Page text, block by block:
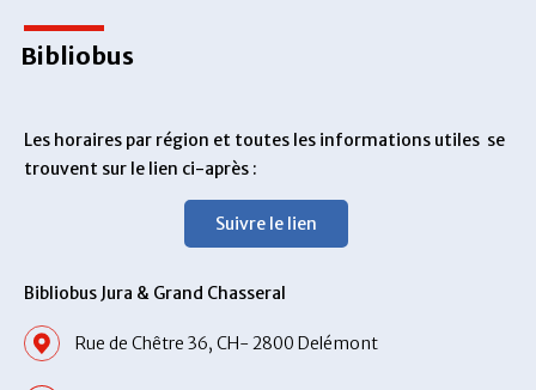
Bibliobus
Les horaires par région et toutes les informations utiles se
trouvent sur le lien ci-après :
Suivre le lien
Bibliobus Jura & Grand Chasseral
Rue de Chêtre 36, CH- 2800 Delémont